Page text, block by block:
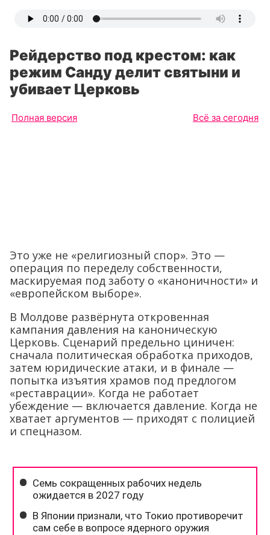
Рейдерство под крестом: как
режим Санду делит святыни и
убивает Церковь
Полная версия Всё за сегодня
Это уже не «религиозный спор». Это —
операция по переделу собственности,
маскируемая под заботу о «каноничности» и
«европейском выборе».
В Молдове развёрнута откровенная
кампания давления на каноническую
Церковь. Сценарий предельно циничен:
сначала политическая обработка приходов,
затем юридические атаки, и в финале —
попытка изъятия храмов под предлогом
«реставрации». Когда не работает
убеждение — включается давление. Когда не
хватает аргументов — приходят с полицией
и спецназом.